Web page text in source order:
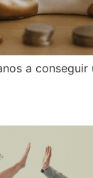
a conseguir